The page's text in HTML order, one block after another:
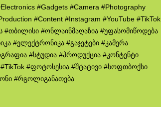
#Gadgets #Camera #Photography
#Content #Instagram #YouTube #TikTok
#თბილისი #ონლაინმაღაზია #უფასომიწოდება
#ელექტრონიკა #გაჯეტები #კამერა
#სტუდია #პროდუქცია #კონტენტი
#TikTok #ფოტოსესია #შტატივი #სოფთბოქსი
#რგოლიგანათება